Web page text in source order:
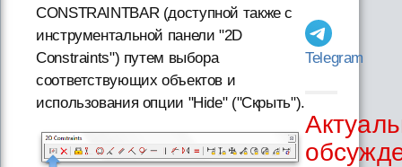
CONSTRAINTBAR (доступной также с
инструментальной панели "2D
Constraints") путем выбора
соответствующих объектов и
использования опции "Hide" ("Скрыть").
Telegram